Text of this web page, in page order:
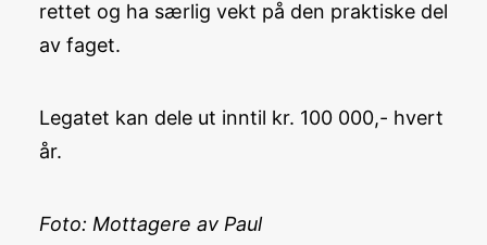
rettet og ha særlig vekt på den praktiske del
av faget.
Legatet kan dele ut inntil kr. 100 000,- hvert
år.
Foto: Mottagere av Paul